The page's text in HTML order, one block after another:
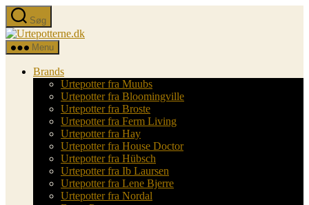
Spring
til
indholdet
Søg
Urtepotterne.dk
Menu
Brands
Urtepotter fra Muubs
Urtepotter fra Bloomingville
Urtepotter fra Broste
Urtepotter fra Ferm Living
Urtepotter fra Hay
Urtepotter fra House Doctor
Urtepotter fra Hübsch
Urtepotter fra Ib Laursen
Urtepotter fra Lene Bjerre
Urtepotter fra Nordal